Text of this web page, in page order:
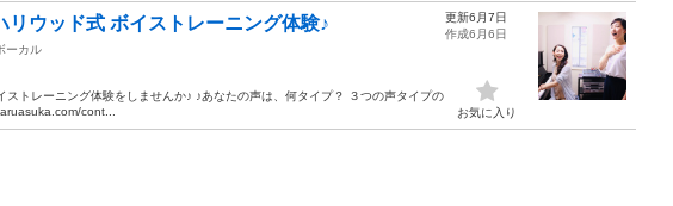
ウッド式 ボイストレーニング体験♪
ーカル
トレーニング体験をしませんか♪ ♪あなたの声は、何タイプ？ ３つの声タイプの
cont...
更新6月7日
作成6月6日
お気に入り